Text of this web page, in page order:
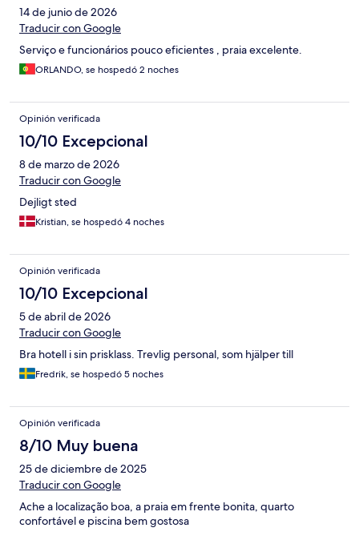
14 de junio de 2026
Traducir con Google
Serviço e funcionários pouco eficientes , praia excelente.
ORLANDO, se hospedó 2 noches
Opinión verificada
10/10 Excepcional
8 de marzo de 2026
Traducir con Google
Dejligt sted
Kristian, se hospedó 4 noches
Opinión verificada
10/10 Excepcional
5 de abril de 2026
Traducir con Google
Bra hotell i sin prisklass. Trevlig personal, som hjälper till
Fredrik, se hospedó 5 noches
Opinión verificada
8/10 Muy buena
25 de diciembre de 2025
Traducir con Google
Ache a localização boa, a praia em frente bonita, quarto
confortável e piscina bem gostosa